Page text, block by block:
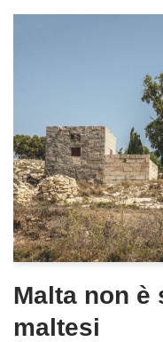
Malta non è
maltesi